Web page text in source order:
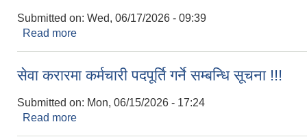
Submitted on: Wed, 06/17/2026 - 09:39
Read more
सेवा करारमा कर्मचारी पदपूर्ति गर्ने सम्बन्धि सूचना !!!
Submitted on: Mon, 06/15/2026 - 17:24
Read more